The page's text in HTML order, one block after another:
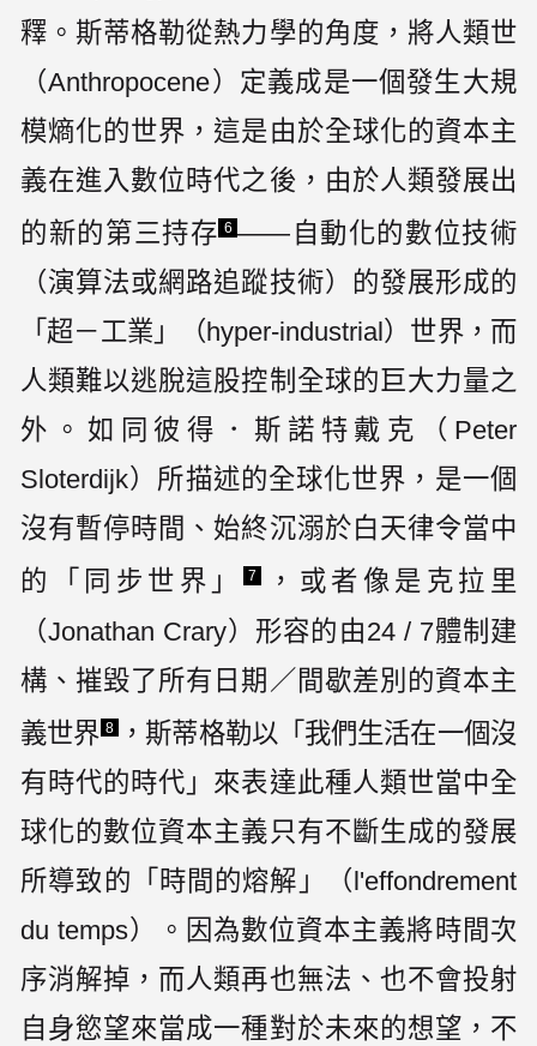
釋。斯蒂格勒從熱力學的角度，將人類世
（Anthropocene）定義成是一個發生大規
模熵化的世界，這是由於全球化的資本主
義在進入數位時代之後，由於人類發展出
的新的第三持存 6 ——自動化的數位技術
（演算法或網路追蹤技術）的發展形成的
「超－工業」（hyper-industrial）世界，而
人類難以逃脫這股控制全球的巨大力量之
外。如同彼得．斯諾特戴克（Peter
Sloterdijk）所描述的全球化世界，是一個
沒有暫停時間、始終沉溺於白天律令當中
的「同步世界」
7
，或者像是克拉里
（Jonathan Crary）形容的由24 / 7體制建
構、摧毀了所有日期／間歇差別的資本主
義世界 8
，斯蒂格勒以「我們生活在一個沒
有時代的時代」來表達此種人類世當中全
球化的數位資本主義只有不斷生成的發展
所導致的「時間的熔解」（l'effondrement
du temps）。因為數位資本主義將時間次
序消解掉，而人類再也無法、也不會投射
自身慾望來當成一種對於未來的想望，不